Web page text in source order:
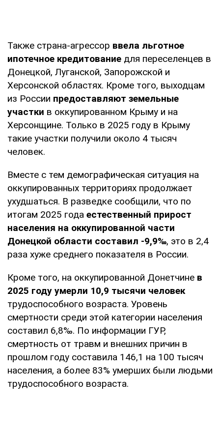
Также страна-агрессор ввела льготное
ипотечное кредитование для переселенцев в
Донецкой, Луганской, Запорожской и
Херсонской областях. Кроме того, выходцам
из России предоставляют земельные
участки в оккупированном Крыму и на
Херсонщине. Только в 2025 году в Крыму
такие участки получили около 4 тысяч
человек.
Вместе с тем демографическая ситуация на
оккупированных территориях продолжает
ухудшаться. В разведке сообщили, что по
итогам 2025 года естественный прирост
населения на оккупированной части
Донецкой области составил -9,9‰, это в 2,4
раза хуже среднего показателя в России.
Кроме того, на оккупированной Донетчине в
2025 году умерли 10,9 тысячи человек
трудоспособного возраста. Уровень
смертности среди этой категории населения
составил 6,8‰. По информации ГУР,
смертность от травм и внешних причин в
прошлом году составила 146,1 на 100 тысяч
населения, а более 83% умерших были людьми
трудоспособного возраста.